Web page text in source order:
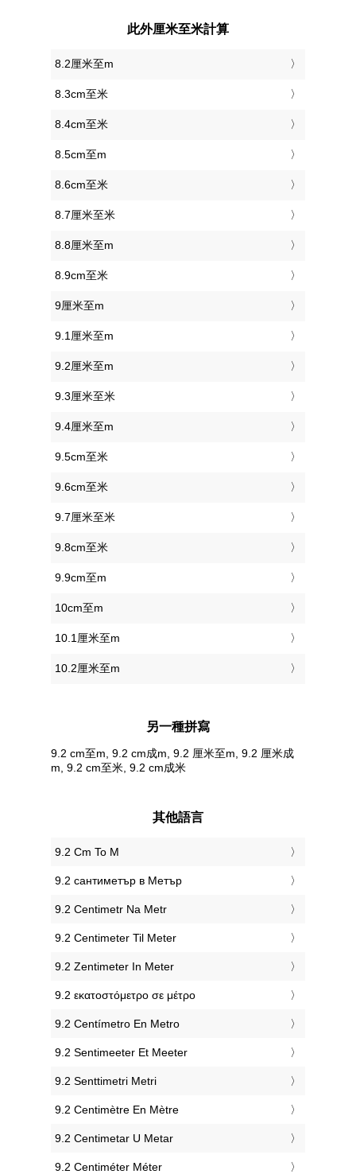
此外厘米至米計算
8.2厘米至m
8.3cm至米
8.4cm至米
8.5cm至m
8.6cm至米
8.7厘米至米
8.8厘米至m
8.9cm至米
9厘米至m
9.1厘米至m
9.2厘米至m
9.3厘米至米
9.4厘米至m
9.5cm至米
9.6cm至米
9.7厘米至米
9.8cm至米
9.9cm至m
10cm至m
10.1厘米至m
10.2厘米至m
另一種拼寫
9.2 cm至m, 9.2 cm成m, 9.2 厘米至m, 9.2 厘米成
m, 9.2 cm至米, 9.2 cm成米
其他語言
‎9.2 Cm To M
‎9.2 сантиметър в Метър
‎9.2 Centimetr Na Metr
‎9.2 Centimeter Til Meter
‎9.2 Zentimeter In Meter
‎9.2 εκατοστόμετρο σε μέτρο
‎9.2 Centímetro En Metro
‎9.2 Sentimeeter Et Meeter
‎9.2 Senttimetri Metri
‎9.2 Centimètre En Mètre
‎9.2 Centimetar U Metar
‎9.2 Centiméter Méter